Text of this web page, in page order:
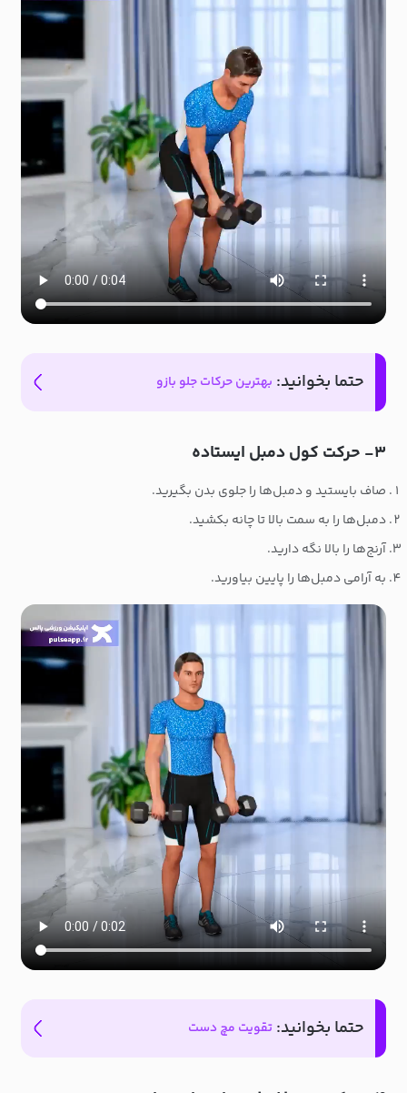
حتما بخوانید: بهترین حرکات جلو بازو
۳- حرکت کول دمبل ایستاده
صاف بایستید و دمبل‌ها را جلوی بدن بگیرید.
دمبل‌ها را به سمت بالا تا چانه بکشید.
آرنج‌ها را بالا نگه دارید.
به آرامی دمبل‌ها را پایین بیاورید.
حتما بخوانید: تقویت مچ دست